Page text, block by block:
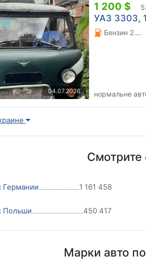
04.07.2026
1 200 $
УАЗ 3303,
Бензин 2.45 л.
нормальне
Германии 1 161 458
Польши 450 417
Марки авто